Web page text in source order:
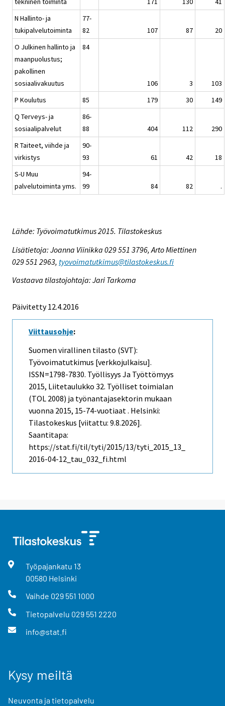
N Hallinto- ja
tukipalvelutoiminta
77-
82
107 87
20
O Julkinen hallinto ja
maanpuolustus;
pakollinen
sosiaalivakuutus
84
106 3
103
P Koulutus
85 179 30
149
Q Terveys- ja
sosiaalipalvelut
86-
88
404 112
290
R Taiteet, viihde ja
virkistys
90-
93
61 42
18
S-U Muu
palvelutoiminta yms.
94-
99
84 82 .
Lähde: Työvoimatutkimus 2015. Tilastokeskus
Lisätietoja: Joanna Viinikka 029 551 3796, Arto Miettinen
029 551 2963, tyovoimatutkimus@tilastokeskus.fi
Vastaava tilastojohtaja: Jari Tarkoma
Päivitetty 12.4.2016
Viittausohje:
Suomen virallinen tilasto (SVT):
Työvoimatutkimus [verkkojulkaisu].
ISSN=1798-7830. Työllisyys Ja Työttömyys
2015, Liitetaulukko 32. Työlliset toimialan
(TOL 2008) ja työnantajasektorin mukaan
vuonna 2015, 15-74-vuotiaat . Helsinki:
Tilastokeskus [viitattu: 9.8.2026].
Saantitapa:
https://stat.fi/til/tyti/2015/13/tyti_2015_13_
2016-04-12_tau_032_fi.html
Työpajankatu 13
00580 Helsinki
Vaihde 029 551 1000
Tietopalvelu 029 551 2220
info@stat.fi
Kysy meiltä
Neuvonta ja tietopalvelu